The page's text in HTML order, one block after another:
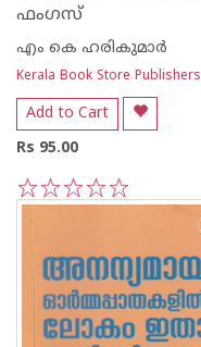
ഫംഗസ്
എം കെ ഹരികുമാര്‍
Kerala Book Store Publishers
Add to Cart
Rs 95.00
5
4
3
2
1